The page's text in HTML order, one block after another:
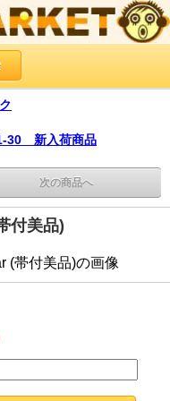
30 新入荷商品
次の商品へ
付美品)